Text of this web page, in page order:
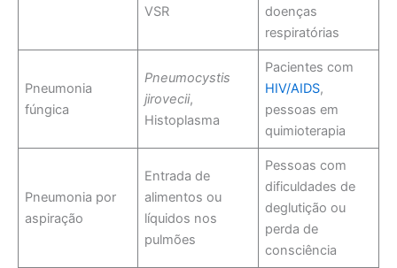
VSR
doenças
respiratórias
Pneumonia
fúngica
Pneumocystis
jirovecii,
Histoplasma
Pacientes com
HIV/AIDS,
pessoas em
quimioterapia
Pneumonia por
aspiração
Entrada de
alimentos ou
líquidos nos
pulmões
Pessoas com
dificuldades de
deglutição ou
perda de
consciência